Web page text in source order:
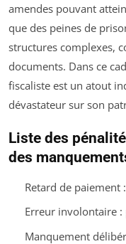
amendes pouvant
que des peines de
structures complexes,
documents. Dans ce
fiscaliste est un atout
dévastateur sur son
Liste des
des
Retard de paiement
Erreur involontaire :
Manquement